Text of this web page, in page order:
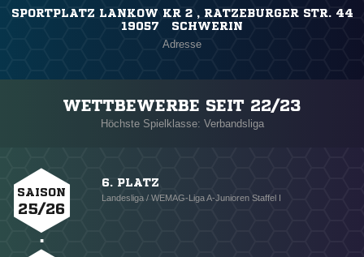
SPORTPLATZ LANKOW KR 2 , RATZEBURGER STR. 44
19057 SCHWERIN
Adresse
WETTBEWERBE SEIT 22/23
Höchste Spielklasse: Verbandsliga
SAISON
25/26
6. PLATZ
Landesliga / WEMAG-Liga A-Junioren Staffel I